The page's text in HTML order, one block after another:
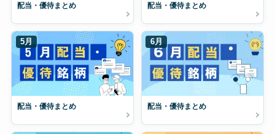
配当・優待まとめ 配当・優待まとめ
5月
配当・優待まとめ
6月
配当・優待まとめ